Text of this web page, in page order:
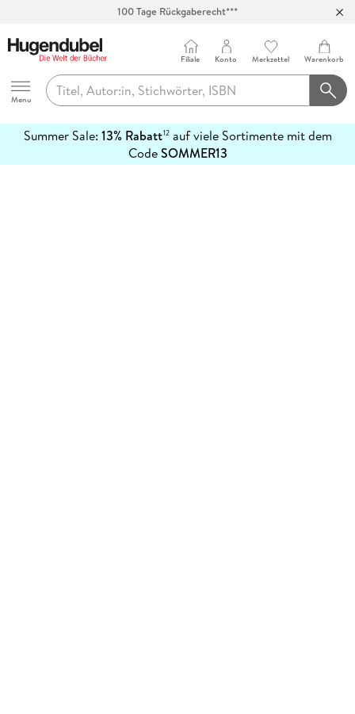
100 Tage Rückgaberecht***
Hugendubel
Menu
Filiale Konto Merkzettel Warenkorb
Summer Sale: 13% Rabatt12auf viele Sortimente mit dem
CodeSOMMER13
erfahren